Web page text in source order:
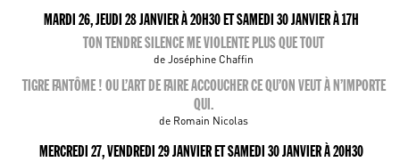
MARDI 26, JEUDI 28 JANVIER À 20H30 ET SAMEDI 30 JANVIER À 17H
TON TENDRE SILENCE ME VIOLENTE PLUS QUE TOUT
de Joséphine Chaffin
TIGRE FANTÔME ! OU L’ART DE FAIRE ACCOUCHER CE QU’ON VEUT À N’IMPORTE
QUI.
de Romain Nicolas
MERCREDI 27, VENDREDI 29 JANVIER ET SAMEDI 30 JANVIER À 20H30